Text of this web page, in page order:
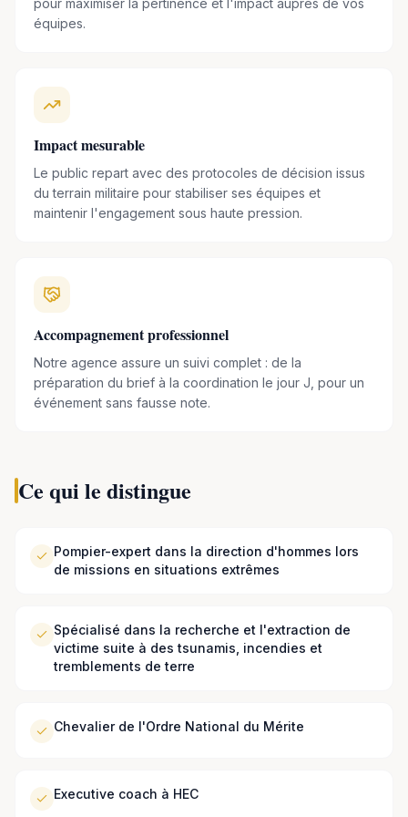
Situation de Crise en renfort des COD et ambassades. Au
Algérie, de Germanwings, de l’épidémie Ebola…
chevalier de l’ordre national du mérite, ainsi que de 7
médailles pour acte de courage et dévouement.
Détenteur d’une Maîtrise en gestion des catastrophes
thématiques telles que le management, le dépassement de
l’engagement, la cohésion d’équipe, la gestion de crise …
équipes.
Impact mesurable
Le public repart avec des protocoles de décision issus
du terrain militaire pour stabiliser ses équipes et
maintenir l'engagement sous haute pression.
Accompagnement professionnel
Notre agence assure un suivi complet : de la
préparation du brief à la coordination le jour J, pour un
événement sans fausse note.
Ce qui le distingue
Pompier-expert dans la direction d'hommes lors
de missions en situations extrêmes
Spécialisé dans la recherche et l'extraction de
victime suite à des tsunamis, incendies et
tremblements de terre
Chevalier de l'Ordre National du Mérite
Executive coach à HEC